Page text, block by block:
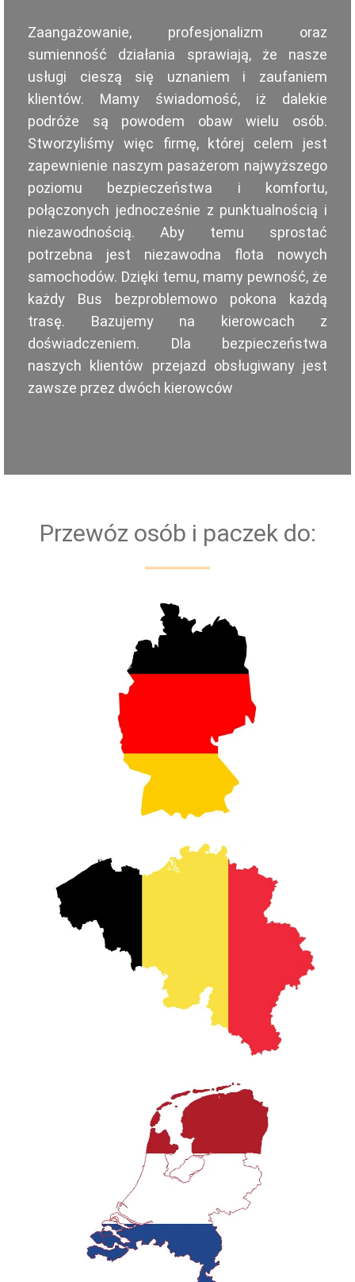
Zaangażowanie, profesjonalizm oraz
sumienność działania sprawiają, że nasze
usługi cieszą się uznaniem i zaufaniem
klientów. Mamy świadomość, iż dalekie
podróże są powodem obaw wielu osób.
Stworzyliśmy więc firmę, której celem jest
zapewnienie naszym pasażerom najwyższego
poziomu bezpieczeństwa i komfortu,
połączonych jednocześnie z punktualnością i
niezawodnością. Aby temu sprostać
potrzebna jest niezawodna flota nowych
samochodów. Dzięki temu, mamy pewność, że
każdy Bus bezproblemowo pokona każdą
trasę. Bazujemy na kierowcach z
doświadczeniem. Dla bezpieczeństwa
naszych klientów przejazd obsługiwany jest
zawsze przez dwóch kierowców
Przewóz osób i paczek do: